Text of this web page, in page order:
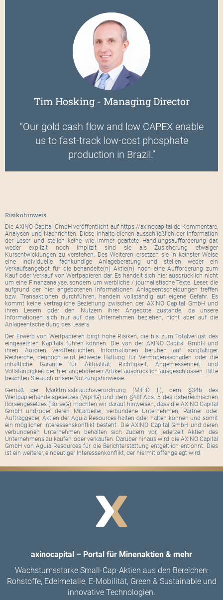
Tim Hosking - Managing Director
“Our gold cash flow and low CAPEX enable
us to fast-track low-cost phosphate
production in Brazil.”
Risikohinweis
Die AXINO Capital GmbH veröffentlicht auf https://axinocapital.de Kommentare,
Analysen und Nachrichten. Diese Inhalte dienen ausschließlich der Information
der Leser und stellen keine wie immer geartete Handlungsaufforderung dar,
weder explizit noch implizit sind sie als Zusicherung etwaiger
Kursentwicklungen zu verstehen. Des Weiteren ersetzen sie in keinster Weise
eine individuelle fachkundige Anlageberatung und stellen weder ein
Verkaufsangebot für die behandelte(n) Aktie(n) noch eine Aufforderung zum
Kauf oder Verkauf von Wertpapieren dar. Es handelt sich hier ausdrücklich nicht
um eine Finanzanalyse, sondern um werbliche / journalistische Texte. Leser, die
aufgrund der hier angebotenen Informationen Anlageentscheidungen treffen
bzw. Transaktionen durchführen, handeln vollständig auf eigene Gefahr. Es
kommt keine vertragliche Beziehung zwischen der AXINO Capital GmbH und
ihren Lesern oder den Nutzern ihrer Angebote zustande, da unsere
Informationen sich nur auf das Unternehmen beziehen, nicht aber auf die
Anlageentscheidung des Lesers.
Der Erwerb von Wertpapieren birgt hohe Risiken, die bis zum Totalverlust des
eingesetzten Kapitals führen können. Die von der AXINO Capital GmbH und
ihren Autoren veröffentlichten Informationen beruhen auf sorgfältiger
Recherche, dennoch wird jedwede Haftung für Vermögensschäden oder die
inhaltliche Garantie für Aktualität, Richtigkeit, Angemessenheit und
Vollständigkeit der hier angebotenen Artikel ausdrücklich ausgeschlossen. Bitte
beachten Sie auch unsere Nutzungshinweise.
Gemäß der Marktmissbrauchsverordnung (MiFiD II), dem §34b des
Wertpapierhandelsgesetzes (WpHG) und dem §48f Abs. 5 des österreichischen
Börsengesetzes (BörseG) möchten wir darauf hinweisen, dass die AXINO Capital
GmbH und/oder deren Mitarbeiter, verbundene Unternehmen, Partner oder
Auftraggeber, Aktien der Aguia Resources halten oder halten können und somit
ein möglicher Interessenskonflikt besteht. Die AXINO Capital GmbH und deren
verbundenen Unternehmen behalten sich zudem vor, jederzeit Aktien des
Unternehmens zu kaufen oder verkaufen. Darüber hinaus wird die AXINO Capital
GmbH von Aguia Resources für die Berichterstattung entgeltlich entlohnt. Dies
ist ein weiterer, eindeutiger Interessenkonflikt, der hiermit offengelegt wird.
axinocapital – Portal für Minenaktien & mehr
Wachstumsstarke Small-Cap-Aktien aus den Bereichen:
Rohstoffe, Edelmetalle, E-Mobilität, Green & Sustainable und
innovative Technologien.